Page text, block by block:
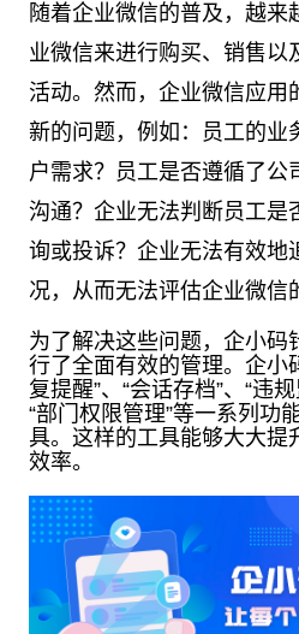
随着企业微信的普及，越来
业微信来进行购买、销售以
活动。然而，企业微信应用
新的问题，例如：员工的业
户需求？员工是否遵循了公
沟通？企业无法判断员工是
询或投诉？企业无法有效地
况，从而无法评估企业微信
为了解决这些问题，企小码
行了全面有效的管理。企小
复提醒”、“会话存档”、“违规
“部门权限管理”等一系列功
具。这样的工具能够大大提
效率。